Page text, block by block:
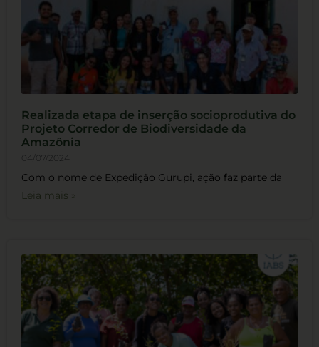
Realizada etapa de inserção socioprodutiva do
Projeto Corredor de Biodiversidade da
Amazônia
04/07/2024
Com o nome de Expedição Gurupi, ação faz parte da
Leia mais »